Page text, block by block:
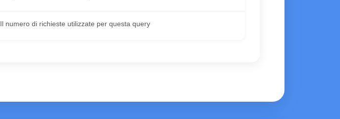
Il numero di richieste utilizzate per questa query